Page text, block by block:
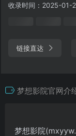
收录时间：2025-01-
链接直达
梦想影院官网介
梦想影院